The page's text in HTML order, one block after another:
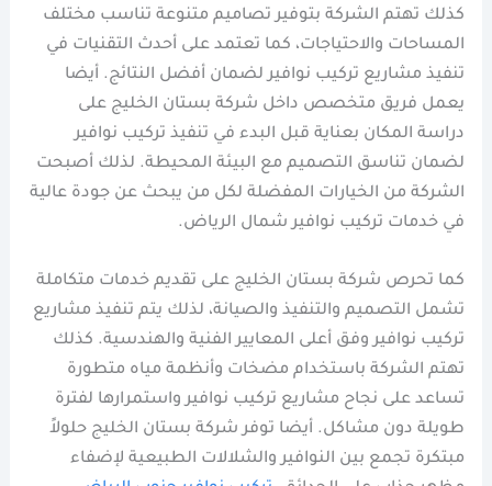
كذلك تهتم الشركة بتوفير تصاميم متنوعة تناسب مختلف
المساحات والاحتياجات، كما تعتمد على أحدث التقنيات في
تنفيذ مشاريع تركيب نوافير لضمان أفضل النتائج. أيضا
يعمل فريق متخصص داخل شركة بستان الخليج على
دراسة المكان بعناية قبل البدء في تنفيذ تركيب نوافير
لضمان تناسق التصميم مع البيئة المحيطة. لذلك أصبحت
الشركة من الخيارات المفضلة لكل من يبحث عن جودة عالية
في خدمات تركيب نوافير شمال الرياض.
كما تحرص شركة بستان الخليج على تقديم خدمات متكاملة
تشمل التصميم والتنفيذ والصيانة، لذلك يتم تنفيذ مشاريع
تركيب نوافير وفق أعلى المعايير الفنية والهندسية. كذلك
تهتم الشركة باستخدام مضخات وأنظمة مياه متطورة
تساعد على نجاح مشاريع تركيب نوافير واستمرارها لفترة
طويلة دون مشاكل. أيضا توفر شركة بستان الخليج حلولاً
مبتكرة تجمع بين النوافير والشلالات الطبيعية لإضفاء